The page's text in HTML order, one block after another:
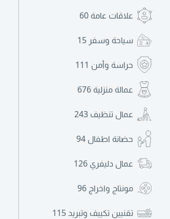
علاقات عامة 60
سياحة وسفر 15
حراسة وأمن 111
عمالة منزلية 676
عمال تنظيف 243
حضانة اطفال 94
عمال دليفري 126
مونتاج واخراج 96
تقنيين تكييف وتبريد115